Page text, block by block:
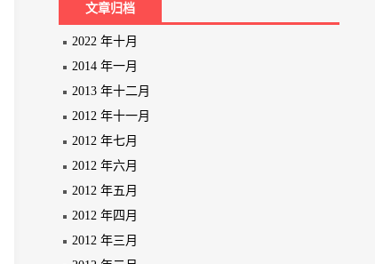
文章归档
2022 年十月
2014 年一月
2013 年十二月
2012 年十一月
2012 年七月
2012 年六月
2012 年五月
2012 年四月
2012 年三月